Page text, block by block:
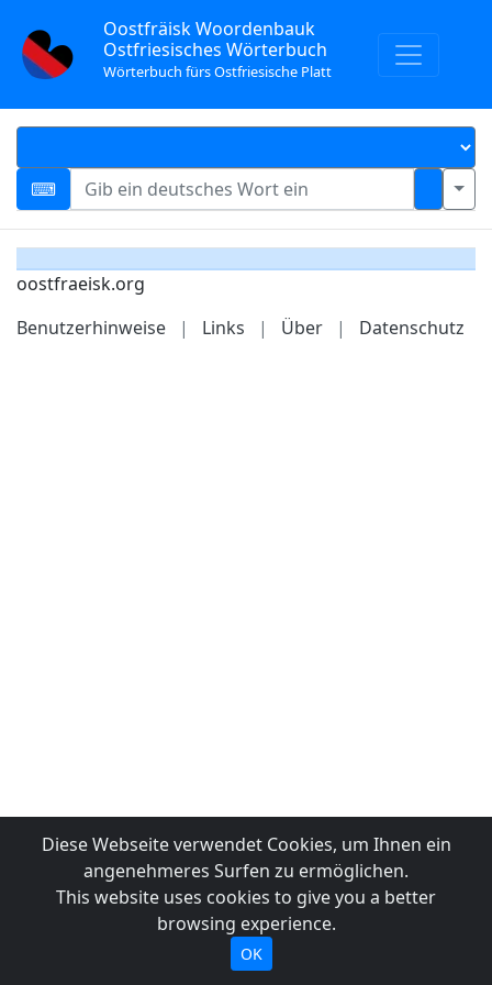
Oostfräisk Woordenbauk
Ostfriesisches Wörterbuch
Wörterbuch fürs Ostfriesische Platt
oostfraeisk.org
Benutzerhinweise
| Links | Über | Datenschutz
Diese Webseite verwendet Cookies, um Ihnen ein
angenehmeres Surfen zu ermöglichen.
This website uses cookies to give you a better
browsing experience.
OK